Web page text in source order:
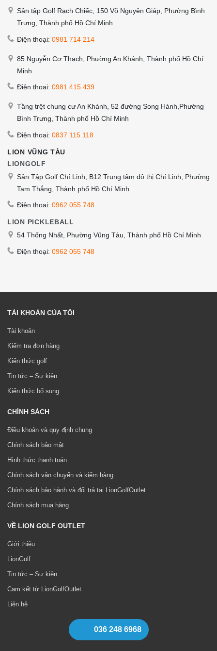
Sân tập Golf Rạch Chiếc, 150 Võ Nguyên Giáp, Phường Bình
Trưng, Thành phố Hồ Chí Minh
Điện thoại: 0981 714 214
85 Nguyễn Cơ Thạch, Phường An Khánh, Thành phố Hồ Chí
Minh
Điện thoại: 0981 415 439
Tầng trệt chung cư An Khánh, 52 đường Song Hành,Phường
Bình Trưng, Thành phố Hồ Chí Minh
Điện thoại: 0837 115 118
LION VŨNG TÀU
LIONGOLF
Sân Tập Golf Chí Linh, B12 Trung tâm đô thị Chí Linh, Phường
Tam Thắng, Thành phố Hồ Chí Minh
Điện thoại: 0962 055 748
LION PICKLEBALL
54 Thống Nhất, Phường Vũng Tàu, Thành phố Hồ Chí Minh
Điện thoại: 0962 055 748
TÀI KHOẢN CỦA TÔI
Tài khoản
Kiểm tra đơn hàng
Kiến thức golf
Tin tức – Sự kiện
Kiến thức bổ sung
CHÍNH SÁCH
Điều khoản và quy định chung
Chính sách bảo mật
Hình thức thanh toán
Chính sách vận chuyển và kiểm hàng
Chính sách bảo hành và đổi trả tại LionGolfOutlet
Chính sách mua hàng
VỀ LION GOLF OUTLET
Giới thiệu
LionGolf
Tin tức – Sự kiện
Cam kết từ LionGolfOutlet
Liên hệ
036 248 6968